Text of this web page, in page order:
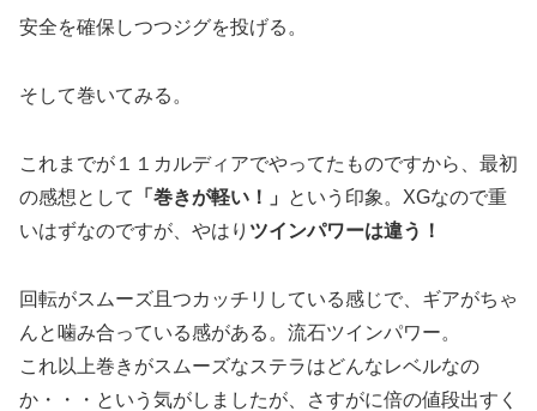
安全を確保しつつジグを投げる。
そして巻いてみる。
これまでが１１カルディアでやってたものですから、最初
の感想として
「巻きが軽い！」
という印象。XGなので重
いはずなのですが、やはり ツインパワーは違う！
回転がスムーズ且つカッチリしている感じで、ギアがちゃ
んと噛み合っている感がある。流石ツインパワー。
これ以上巻きがスムーズなステラはどんなレベルなの
か・・・という気がしましたが、さすがに倍の値段出すく